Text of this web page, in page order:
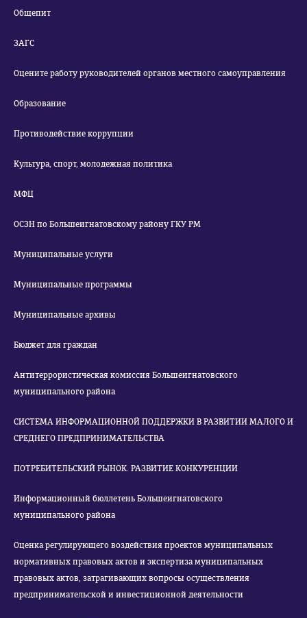
Общепит
ЗАГС
Оцените работу руководителей органов местного самоуправления
Образование
Противодействие коррупции
Культура, спорт, молодежная политика
МФЦ
ОСЗН по Большеигнатовскому району ГКУ РМ
Муниципальные услуги
Муниципальные программы
Муниципальные архивы
Бюджет для граждан
Антитеррористическая комиссия Большеигнатовского
муниципального района
СИСТЕМА ИНФОРМАЦИОННОЙ ПОДДЕРЖКИ В РАЗВИТИИ МАЛОГО И
СРЕДНЕГО ПРЕДПРИНИМАТЕЛЬСТВА
ПОТРЕБИТЕЛЬСКИЙ РЫНОК. РАЗВИТИЕ КОНКУРЕНЦИИ
Информационный бюллетень Большеигнатовского
муниципального района
Оценка регулирующего воздействия проектов муниципальных
нормативных правовых актов и экспертиза муниципальных
правовых актов, затрагивающих вопросы осуществления
предпринимательской и инвестиционной деятельности